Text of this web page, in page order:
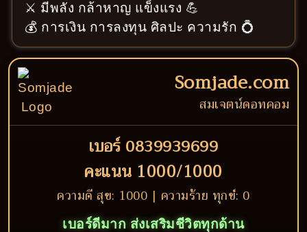
⚔️ มีพลัง กล้าหาญ แข็งแรง 💪
💰 การเงิน การลงทุน ศิลปะ ความรัก 💍
Somjade.com
สมเจตน์ดอทคอม
เบอร์ 0839939699
คะแนน 1000/1000
ความดี สุข: 1000 | ความร้าย ทุกข์: 0
เบอร์ดีมาก ส่งเสริมชีวิตทุกด้าน